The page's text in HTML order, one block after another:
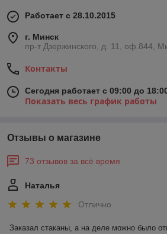
Работает с 28.10.2015
г. Минск
пр-т Дзержинского, д. 11, оф.844,
Контакты
Сегодня работает с 09:00 до
Показать весь график работы
Отзывы о магазине
73 отзывов за всё время
Наталья
Отлично
Заказал стаканы, а на деле можно было